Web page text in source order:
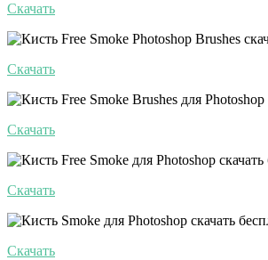
Скачать
Скачать
Скачать
Скачать
Скачать